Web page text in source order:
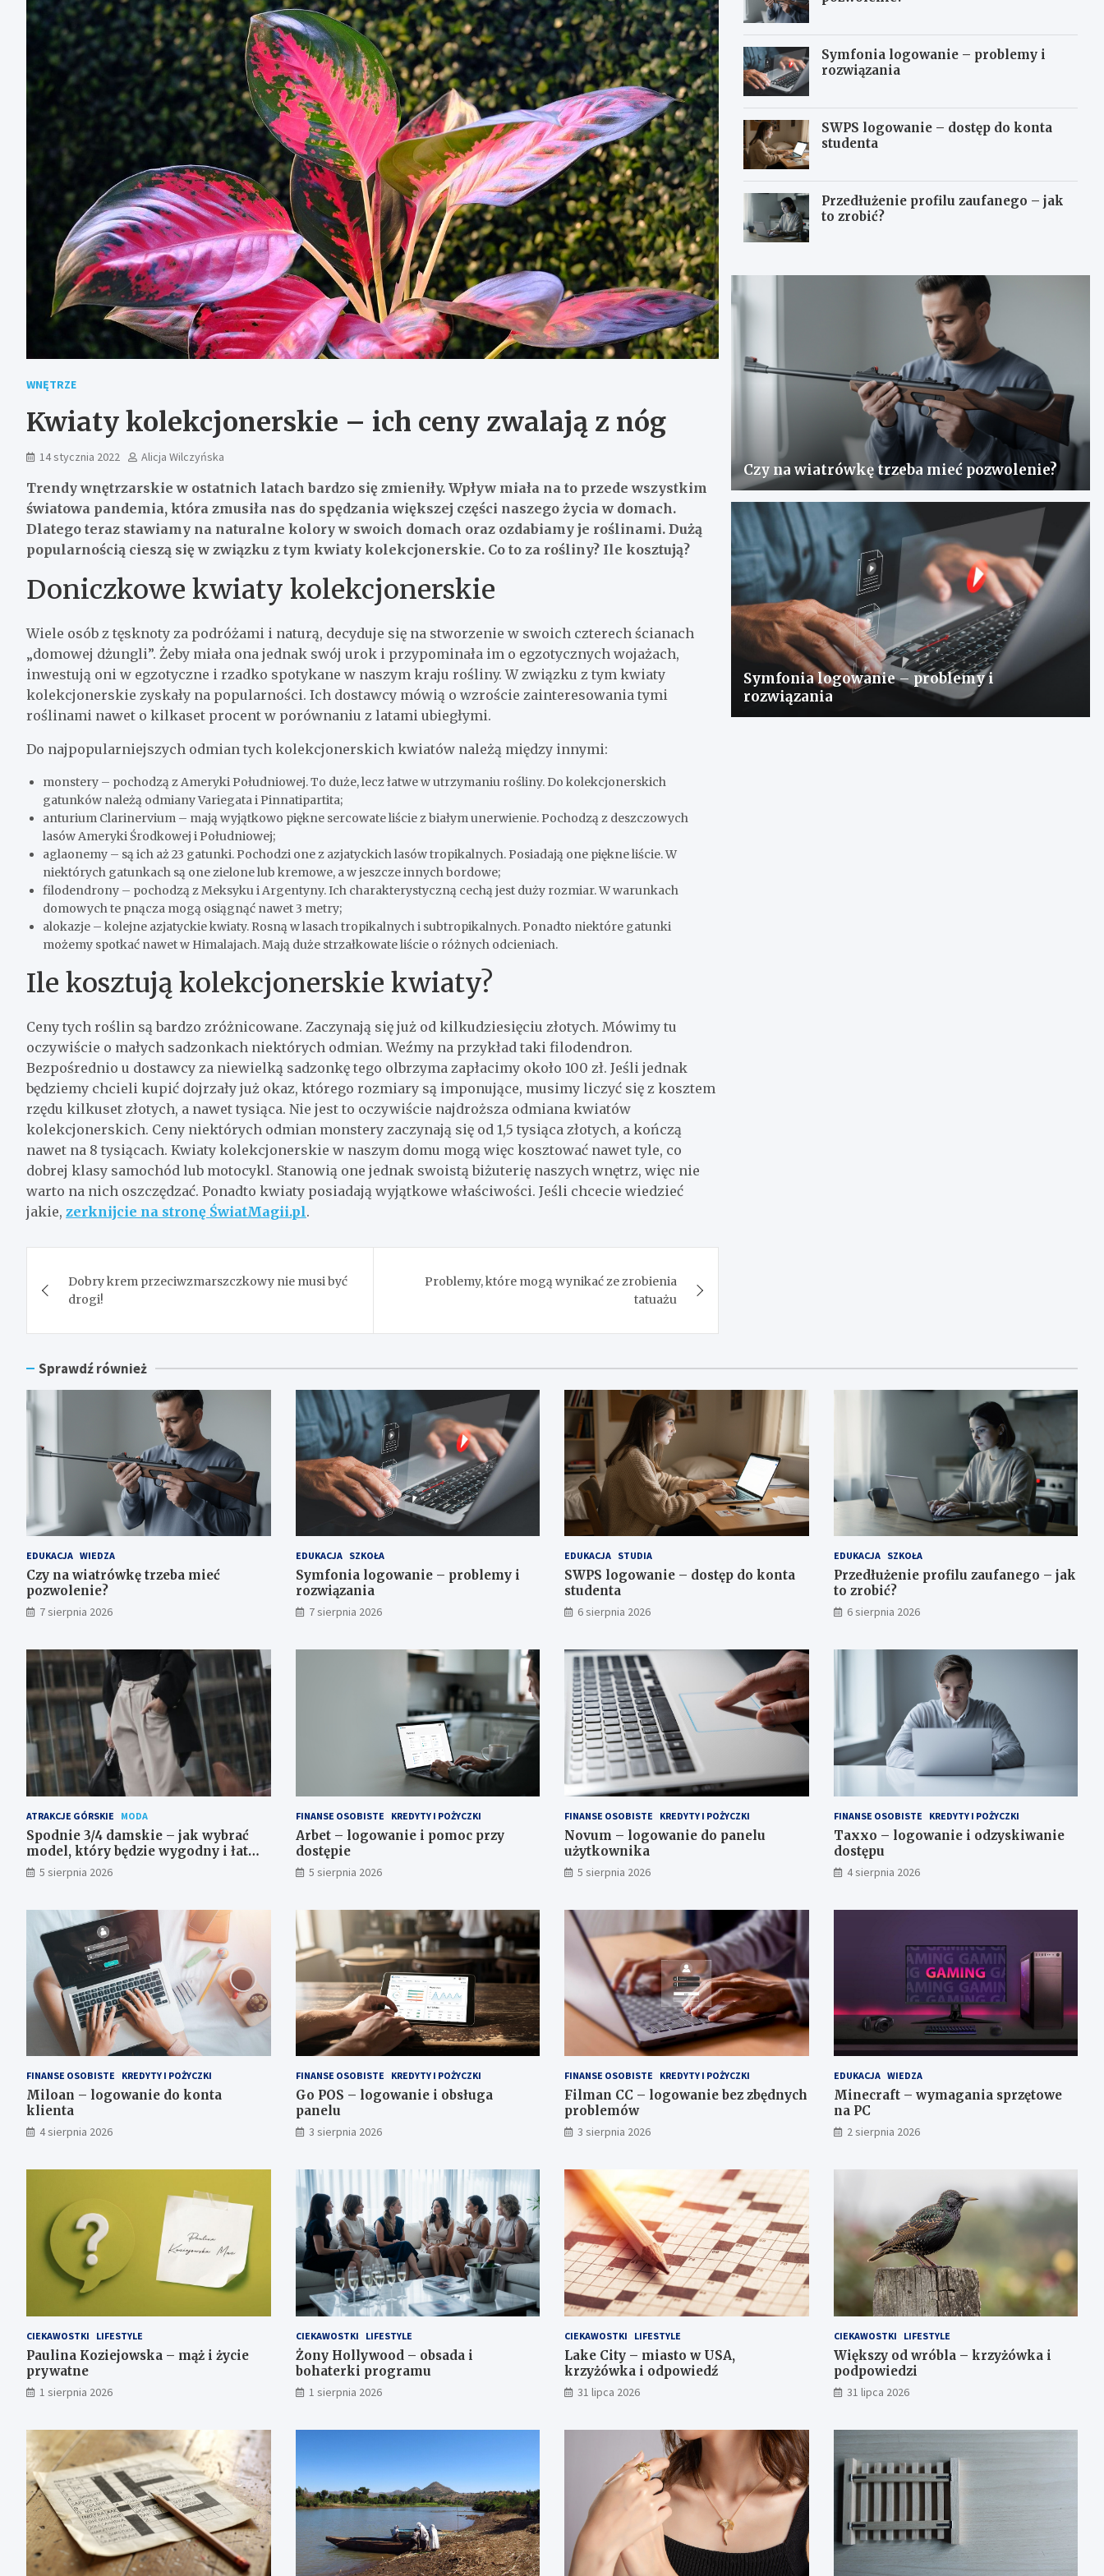
WNĘTRZE
Kwiaty kolekcjonerskie – ich ceny zwalają z nóg
14 stycznia 2022 Alicja Wilczyńska
Trendy wnętrzarskie w ostatnich latach bardzo się zmieniły. Wpływ miała na to przede wszystkim
światowa pandemia, która zmusiła nas do spędzania większej części naszego życia w domach.
Dlatego teraz stawiamy na naturalne kolory w swoich domach oraz ozdabiamy je roślinami. Dużą
popularnością cieszą się w związku z tym kwiaty kolekcjonerskie. Co to za rośliny? Ile kosztują?
Doniczkowe kwiaty kolekcjonerskie
Wiele osób z tęsknoty za podróżami i naturą, decyduje się na stworzenie w swoich czterech ścianach
„domowej dżungli”. Żeby miała ona jednak swój urok i przypominała im o egzotycznych wojażach,
inwestują oni w egzotyczne i rzadko spotykane w naszym kraju rośliny. W związku z tym kwiaty
kolekcjonerskie zyskały na popularności. Ich dostawcy mówią o wzroście zainteresowania tymi
roślinami nawet o kilkaset procent w porównaniu z latami ubiegłymi.
Do najpopularniejszych odmian tych kolekcjonerskich kwiatów należą między innymi:
monstery – pochodzą z Ameryki Południowej. To duże, lecz łatwe w utrzymaniu rośliny. Do kolekcjonerskich
gatunków należą odmiany Variegata i Pinnatipartita;
anturium Clarinervium – mają wyjątkowo piękne sercowate liście z białym unerwienie. Pochodzą z deszczowych
lasów Ameryki Środkowej i Południowej;
aglaonemy – są ich aż 23 gatunki. Pochodzi one z azjatyckich lasów tropikalnych. Posiadają one piękne liście. W
niektórych gatunkach są one zielone lub kremowe, a w jeszcze innych bordowe;
filodendrony – pochodzą z Meksyku i Argentyny. Ich charakterystyczną cechą jest duży rozmiar. W warunkach
domowych te pnącza mogą osiągnąć nawet 3 metry;
alokazje – kolejne azjatyckie kwiaty. Rosną w lasach tropikalnych i subtropikalnych. Ponadto niektóre gatunki
możemy spotkać nawet w Himalajach. Mają duże strzałkowate liście o różnych odcieniach.
Ile kosztują kolekcjonerskie kwiaty?
Ceny tych roślin są bardzo zróżnicowane. Zaczynają się już od kilkudziesięciu złotych. Mówimy tu
oczywiście o małych sadzonkach niektórych odmian. Weźmy na przykład taki filodendron.
Bezpośrednio u dostawcy za niewielką sadzonkę tego olbrzyma zapłacimy około 100 zł. Jeśli jednak
będziemy chcieli kupić dojrzały już okaz, którego rozmiary są imponujące, musimy liczyć się z kosztem
rzędu kilkuset złotych, a nawet tysiąca. Nie jest to oczywiście najdroższa odmiana kwiatów
kolekcjonerskich. Ceny niektórych odmian monstery zaczynają się od 1,5 tysiąca złotych, a kończą
nawet na 8 tysiącach. Kwiaty kolekcjonerskie w naszym domu mogą więc kosztować nawet tyle, co
dobrej klasy samochód lub motocykl. Stanowią one jednak swoistą biżuterię naszych wnętrz, więc nie
warto na nich oszczędzać. Ponadto kwiaty posiadają wyjątkowe właściwości. Jeśli chcecie wiedzieć
jakie, zerknijcie na stronę ŚwiatMagii.pl.
wpisu
Dobry krem przeciwzmarszczkowy nie musi być
drogi!
Problemy, które mogą wynikać ze zrobienia
tatuażu
Symfonia logowanie – problemy i
rozwiązania
SWPS logowanie – dostęp do konta
studenta
Przedłużenie profilu zaufanego – jak
to zrobić?
Czy na wiatrówkę trzeba mieć pozwolenie?
Symfonia logowanie – problemy i
rozwiązania
Sprawdź również
EDUKACJA WIEDZA
Czy na wiatrówkę trzeba mieć
pozwolenie?
7 sierpnia 2026
EDUKACJA SZKOŁA
Symfonia logowanie – problemy i
rozwiązania
7 sierpnia 2026
EDUKACJA STUDIA
SWPS logowanie – dostęp do konta
studenta
6 sierpnia 2026
EDUKACJA SZKOŁA
Przedłużenie profilu zaufanego – jak
to zrobić?
6 sierpnia 2026
ATRAKCJE GÓRSKIE MODA
Spodnie 3/4 damskie – jak wybrać
model, który będzie wygodny i łatwy
do stylizowania?
5 sierpnia 2026
FINANSE OSOBISTE KREDYTY I POŻYCZKI
Arbet – logowanie i pomoc przy
dostępie
5 sierpnia 2026
FINANSE OSOBISTE KREDYTY I POŻYCZKI
Novum – logowanie do panelu
użytkownika
5 sierpnia 2026
FINANSE OSOBISTE KREDYTY I POŻYCZKI
Taxxo – logowanie i odzyskiwanie
dostępu
4 sierpnia 2026
FINANSE OSOBISTE KREDYTY I POŻYCZKI
Miloan – logowanie do konta
klienta
4 sierpnia 2026
FINANSE OSOBISTE KREDYTY I POŻYCZKI
Go POS – logowanie i obsługa
panelu
3 sierpnia 2026
FINANSE OSOBISTE KREDYTY I POŻYCZKI
Filman CC – logowanie bez zbędnych
problemów
3 sierpnia 2026
EDUKACJA WIEDZA
Minecraft – wymagania sprzętowe
na PC
2 sierpnia 2026
CIEKAWOSTKI LIFESTYLE
Paulina Koziejowska – mąż i życie
prywatne
1 sierpnia 2026
CIEKAWOSTKI LIFESTYLE
Żony Hollywood – obsada i
bohaterki programu
1 sierpnia 2026
CIEKAWOSTKI LIFESTYLE
Lake City – miasto w USA,
krzyżówka i odpowiedź
31 lipca 2026
CIEKAWOSTKI LIFESTYLE
Większy od wróbla – krzyżówka i
podpowiedzi
31 lipca 2026